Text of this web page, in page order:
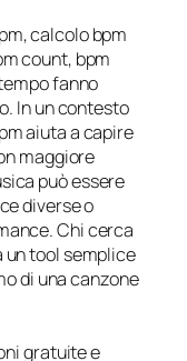
calcolo bpm
count, bpm
fanno
In un contesto
aiuta a capire
maggiore
può essere
diverse o
Chi cerca
un tool semplice
di una canzone
gratuite e